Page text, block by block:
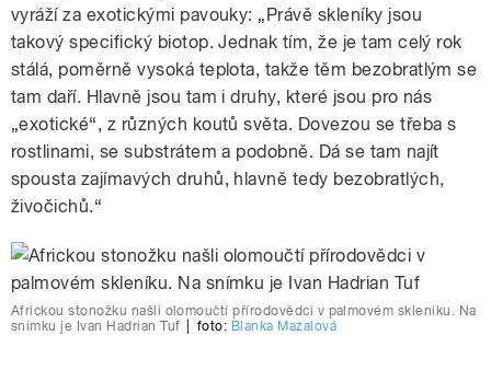
vyráží za exotickými pavouky: „Právě skleníky jsou
takový specifický biotop. Jednak tím, že je tam celý rok
stálá, poměrně vysoká teplota, takže těm bezobratlým se
tam daří. Hlavně jsou tam i druhy, které jsou pro nás
„exotické“, z různých koutů světa. Dovezou se třeba s
rostlinami, se substrátem a podobně. Dá se tam najít
spousta zajímavých druhů, hlavně tedy bezobratlých,
živočichů.“
Africkou stonožku našli olomoučtí přírodovědci v palmovém skleníku. Na
snímku je Ivan Hadrian Tuf
foto: Blanka Mazalová